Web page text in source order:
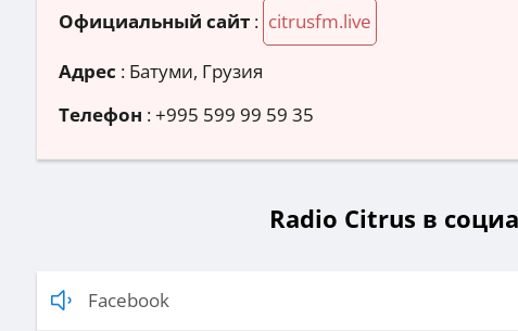
Официальный сайт : citrusfm.live
Адрес : Батуми, Грузия
Телефон :+995 599 99 59 35
Radio Citrus в
Facebook